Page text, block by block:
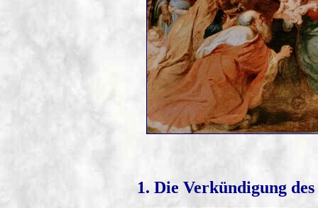
1. Die Verkündigung